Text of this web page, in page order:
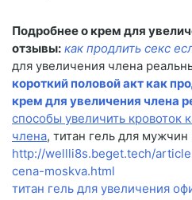
Подробнее о крем для
отзывы: как продлить секс
для увеличения члена
короткий половой акт как
крем для увеличения члена
способы увеличить кровоток
члена, титан гель для мужчин
http://wellli8s.beget.tech/
cena-moskva.html
титан гель для увеличения